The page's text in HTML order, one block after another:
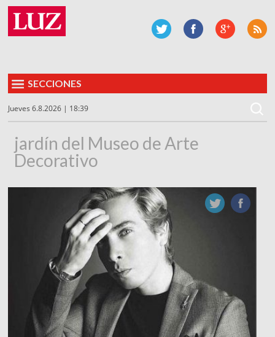
SECCIONES
Jueves 6.8.2026 | 18:39
jardín del Museo de Arte
Decorativo